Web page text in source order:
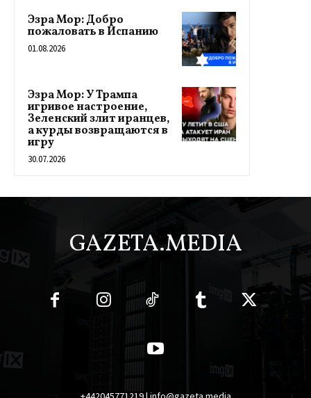
Эзра Мор: Добро
пожаловать в Испанию
01.08.2026
Эзра Мор: У Трампа
игривое настроение,
Зеленский злит иранцев,
а курды возвращаются в
игру
30.07.2026
GAZETA.MEDIA